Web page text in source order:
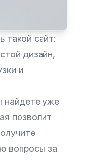
такой сайт:
дизайн,
и
найдете уже
позволит
вопросы за